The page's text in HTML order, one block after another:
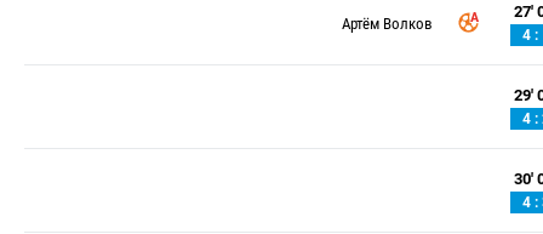
Артём Волков
27'
4 :
29'
4 :
30'
4 :